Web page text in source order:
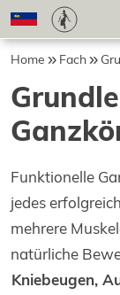
Home Fach
Funktionelle
jedes
mehrere
natürliche
Kniebeugen,